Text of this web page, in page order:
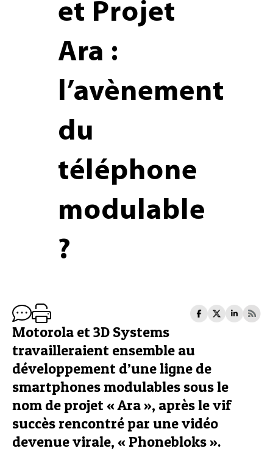
et Projet
Ara :
l’avènement
du
téléphone
modulable
?
Motorola et 3D Systems
travailleraient ensemble au
développement d’une ligne de
smartphones modulables sous le
nom de projet « Ara », après le vif
succès rencontré par une vidéo
devenue virale, « Phonebloks ».